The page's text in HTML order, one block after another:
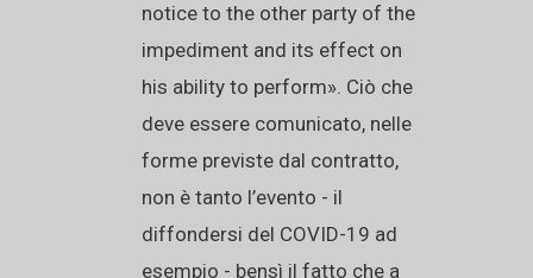
notice to the other party of the
impediment and its effect on
his ability to perform». Ciò che
deve essere comunicato, nelle
forme previste dal contratto,
non è tanto l’evento - il
diffondersi del COVID-19 ad
esempio - bensì il fatto che a